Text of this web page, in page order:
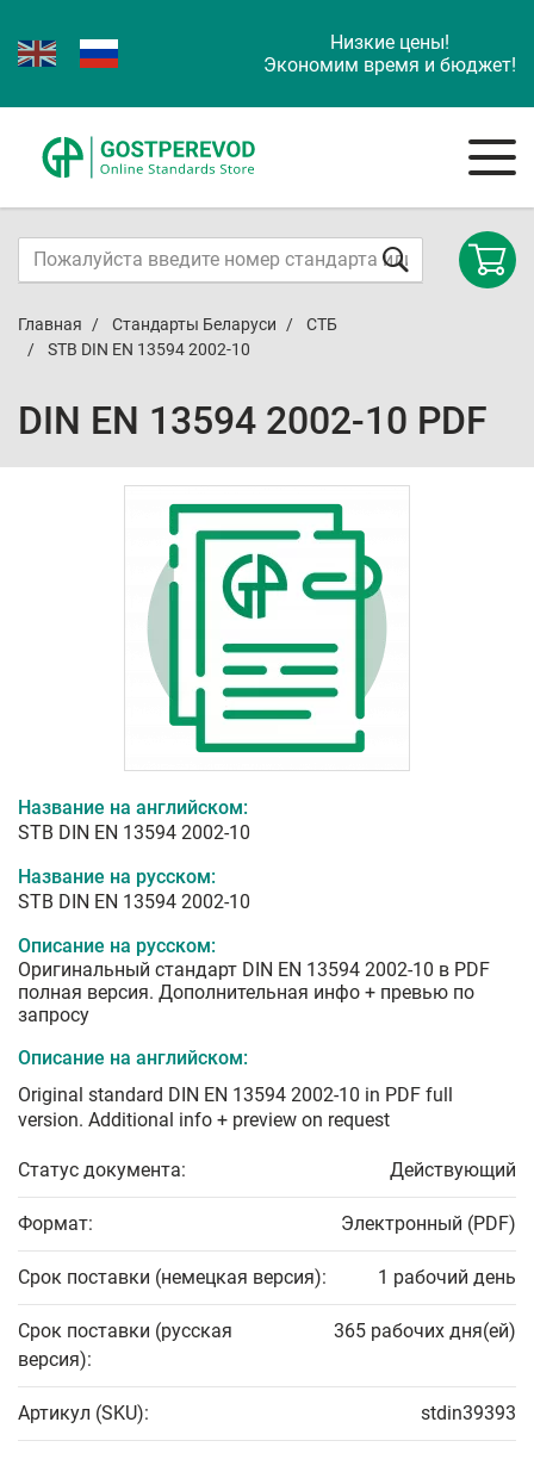
Низкие цены!
Экономим время и бюджет!
Главная Стандарты Беларуси
СТБ
STB DIN EN 13594 2002-10
DIN EN 13594 2002-10 PDF
Название на английском:
STB DIN EN 13594 2002-10
Название на русском:
STB DIN EN 13594 2002-10
Описание на русском:
Оригинальный стандарт DIN EN 13594 2002-10 в PDF
полная версия. Дополнительная инфо + превью по
запросу
Описание на английском:
Original standard DIN EN 13594 2002-10 in PDF full
version. Additional info + preview on request
Статус документа: Действующий
Формат: Электронный (PDF)
Срок поставки (немецкая версия): 1 рабочий день
Срок поставки (русская
версия):
365 рабочих дня(ей)
Артикул (SKU): stdin39393